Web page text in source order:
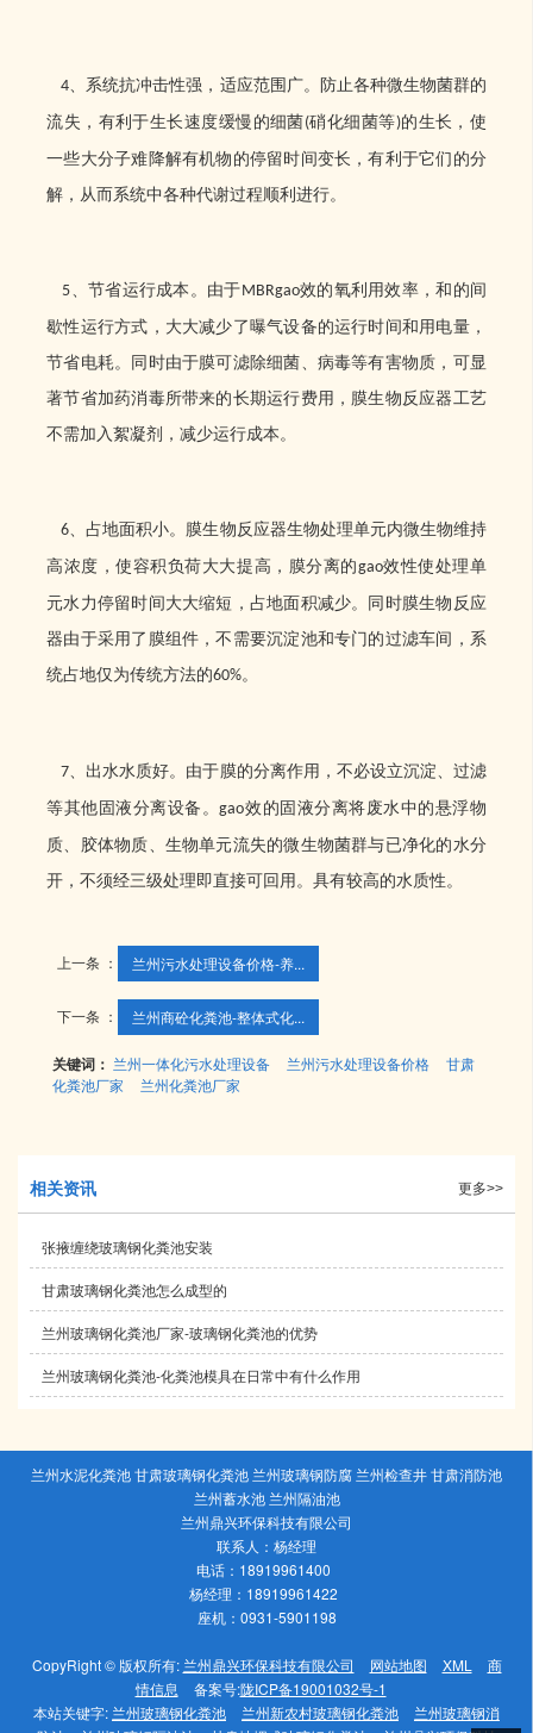
4、系统抗冲击性强，适应范围广。防止各种微生物菌群的
流失，有利于生长速度缓慢的细菌(硝化细菌等)的生长，使
一些大分子难降解有机物的停留时间变长，有利于它们的分
解，从而系统中各种代谢过程顺利进行。
5、节省运行成本。由于MBRgao效的氧利用效率，和的间
歇性运行方式，大大减少了曝气设备的运行时间和用电量，
节省电耗。同时由于膜可滤除细菌、病毒等有害物质，可显
著节省加药消毒所带来的长期运行费用，膜生物反应器工艺
不需加入絮凝剂，减少运行成本。
6、占地面积小。膜生物反应器生物处理单元内微生物维持
高浓度，使容积负荷大大提高，膜分离的gao效性使处理单
元水力停留时间大大缩短，占地面积减少。同时膜生物反应
器由于采用了膜组件，不需要沉淀池和专门的过滤车间，系
统占地仅为传统方法的60%。
7、出水水质好。由于膜的分离作用，不必设立沉淀、过滤
等其他固液分离设备。gao效的固液分离将废水中的悬浮物
质、胶体物质、生物单元流失的微生物菌群与已净化的水分
开，不须经三级处理即直接可回用。具有较高的水质性。
上一条 ： 兰州污水处理设备价格-养...
下一条 ： 兰州商砼化粪池-整体式化...
关键词： 兰州一体化污水处理设备 兰州污水处理设备价格
甘肃
化粪池厂家
兰州化粪池厂家
相关资讯 更多>>
张掖缠绕玻璃钢化粪池安装
甘肃玻璃钢化粪池怎么成型的
兰州玻璃钢化粪池厂家-玻璃钢化粪池的优势
兰州玻璃钢化粪池-化粪池模具在日常中有什么作用
兰州水泥化粪池 甘肃玻璃钢化粪池 兰州玻璃钢防腐 兰州检查井 甘肃消防池
兰州蓄水池 兰州隔油池
兰州鼎兴环保科技有限公司
联系人：杨经理
电话：18919961400
杨经理：18919961422
座机：0931-5901198
CopyRight © 版权所有: 兰州鼎兴环保科技有限公司 网站地图 XML
商
情信息
备案号:陇ICP备19001032号-1
本站关键字: 兰州玻璃钢化粪池 兰州新农村玻璃钢化粪池
兰州玻璃钢消